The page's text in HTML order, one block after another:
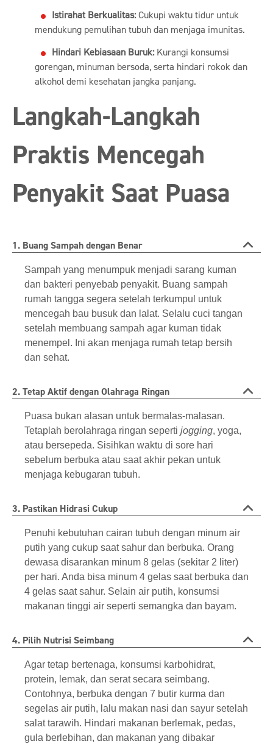
Istirahat Berkualitas:Cukupi waktu tidur untuk
mendukung pemulihan tubuh dan menjaga imunitas.
Hindari Kebiasaan Buruk:Kurangi konsumsi
gorengan, minuman bersoda, serta hindari rokok dan
alkohol demi kesehatan jangka panjang.
Langkah-Langkah
Praktis Mencegah
Penyakit Saat Puasa
1. Buang Sampah dengan Benar
Sampah yang menumpuk menjadi sarang kuman
dan bakteri penyebab penyakit. Buang sampah
rumah tangga segera setelah terkumpul untuk
mencegah bau busuk dan lalat. Selalu cuci tangan
setelah membuang sampah agar kuman tidak
menempel. Ini akan menjaga rumah tetap bersih
dan sehat.
2. Tetap Aktif dengan Olahraga Ringan
Puasa bukan alasan untuk bermalas-malasan.
Tetaplah berolahraga ringan seperti jogging, yoga,
atau bersepeda. Sisihkan waktu di sore hari
sebelum berbuka atau saat akhir pekan untuk
menjaga kebugaran tubuh.
3. Pastikan Hidrasi Cukup
Penuhi kebutuhan cairan tubuh dengan minum air
putih yang cukup saat sahur dan berbuka. Orang
dewasa disarankan minum 8 gelas (sekitar 2 liter)
per hari. Anda bisa minum 4 gelas saat berbuka dan
4 gelas saat sahur. Selain air putih, konsumsi
makanan tinggi air seperti semangka dan bayam.
4. Pilih Nutrisi Seimbang
Agar tetap bertenaga, konsumsi karbohidrat,
protein, lemak, dan serat secara seimbang.
Contohnya, berbuka dengan 7 butir kurma dan
segelas air putih, lalu makan nasi dan sayur setelah
salat tarawih. Hindari makanan berlemak, pedas,
gula berlebihan, dan makanan yang dibakar